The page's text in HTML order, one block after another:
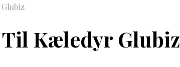
Til Kæledyr Glubiz